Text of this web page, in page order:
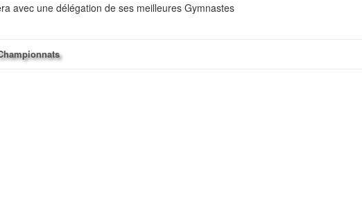
avec une délégation de ses meilleures Gymnastes